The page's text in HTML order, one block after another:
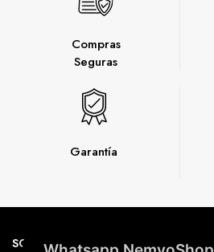
Garantía
Compras
Seguras
SOBRE NEMVO